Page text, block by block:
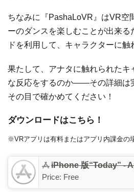
ちなみに『PashaLoVR』はVR空
ーのダンスを楽しむことが出来る
ドを利用して、キャラクターに触
果たして、アナタに触れられたキ
な反応をするのか――その詳細は
その目で確かめてください！
ダウンロードはこちら！
※VRアプリは有料またはアプリ内課金の
iPhone 版“Today” -
Price: Free